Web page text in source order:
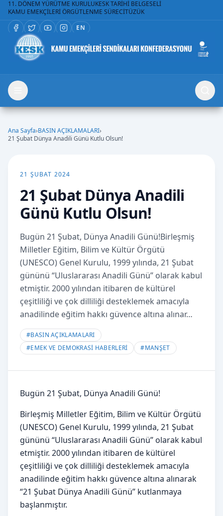
11. DÖNEM YÜRÜTME KURULUKESK TARİHİ BELGESELİ
KAMU EMEKÇİLERİ ÖRGÜTLENME SÜRECİTÜZÜK
EN
Ana Sayfa›BASIN AÇIKLAMALARI›
21 Şubat Dünya Anadili Günü Kutlu Olsun!
21 ŞUBAT 2024
21 Şubat Dünya Anadili
Günü Kutlu Olsun!
Bugün 21 Şubat, Dünya Anadili Günü!Birleşmiş
Milletler Eğitim, Bilim ve Kültür Örgütü
(UNESCO) Genel Kurulu, 1999 yılında, 21 Şubat
gününü “Uluslararası Anadili Günü” olarak kabul
etmiştir. 2000 yılından itibaren de kültürel
çeşitliliği ve çok dilliliği desteklemek amacıyla
anadilinde eğitim hakkı güvence altına alınar…
#BASIN AÇIKLAMALARI
#EMEK VE DEMOKRASİ HABERLERİ #MANŞET
Bugün 21 Şubat, Dünya Anadili Günü!
Birleşmiş Milletler Eğitim, Bilim ve Kültür Örgütü
(UNESCO) Genel Kurulu, 1999 yılında, 21 Şubat
gününü “Uluslararası Anadili Günü” olarak kabul
etmiştir. 2000 yılından itibaren de kültürel
çeşitliliği ve çok dilliliği desteklemek amacıyla
anadilinde eğitim hakkı güvence altına alınarak
“21 Şubat Dünya Anadili Günü” kutlanmaya
başlanmıştır.